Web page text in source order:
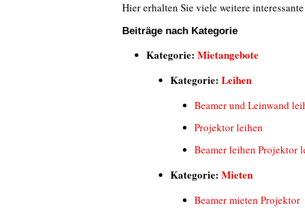
Hier erhalten Sie viele weitere
Beiträge nach Kategorie
Kategorie: Mietangebote
Kategorie: Leihen
Beamer und Leinwand
Projektor leihen
Beamer leihen Projektor
Kategorie: Mieten
Beamer mieten Projektor